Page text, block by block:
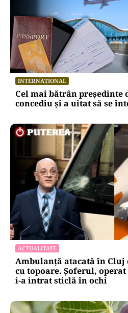
INTERNAȚIONAL
Cel mai bătrân președinte
concediu și a uitat să se
ACTUALITATE
Ambulanță atacată în
cu topoare. Șoferul, operat
i-a intrat sticlă în ochi